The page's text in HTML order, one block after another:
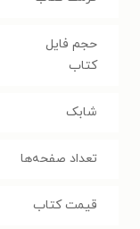
حجم فایل
کتاب
شابک
تعداد صفحه‌ها
قیمت کتاب